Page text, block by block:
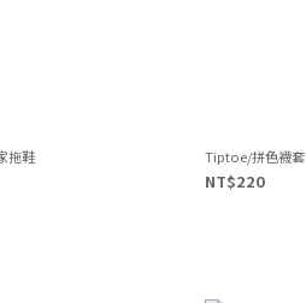
拖鞋 Tiptoe/拼色襪套
NT$220